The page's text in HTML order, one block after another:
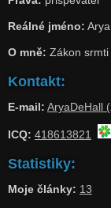
Reálné jméno: Arya
O mně: Zákon srmti
Kontakt:
E-mail: AryaDeHall
ICQ: 418613821
Statistiky:
Moje články: 13